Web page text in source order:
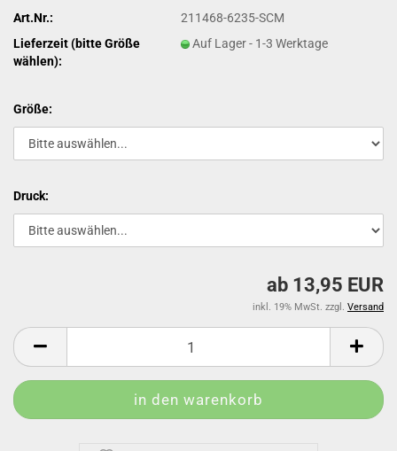
Art.Nr.:
211468-6235-SCM
Lieferzeit (bitte Größe
wählen):
Auf Lager - 1-3 Werktage
Größe:
Druck:
ab 13,95 EUR
inkl. 19% MwSt. zzgl. Versand